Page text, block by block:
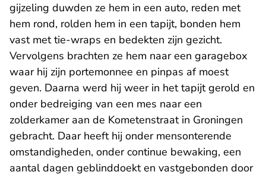
gijzeling duwden ze hem in een auto, reden met
hem rond, rolden hem in een tapijt, bonden hem
vast met tie-wraps en bedekten zijn gezicht.
Vervolgens brachten ze hem naar een garagebox
waar hij zijn portemonnee en pinpas af moest
geven. Daarna werd hij weer in het tapijt gerold en
onder bedreiging van een mes naar een
zolderkamer aan de Kometenstraat in Groningen
gebracht. Daar heeft hij onder mensonterende
omstandigheden, onder continue bewaking, een
aantal dagen geblinddoekt en vastgebonden door